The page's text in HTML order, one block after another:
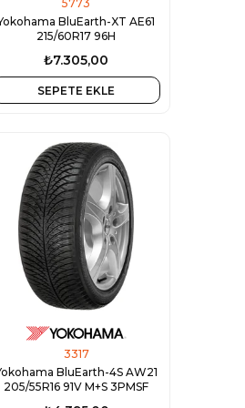
5773
BluEarth-XT AE61
215/60R17 96H
₺7.305,00
SEPETE EKLE
3317
BluEarth-4S AW21
205/55R16 91V M+S 3PMSF